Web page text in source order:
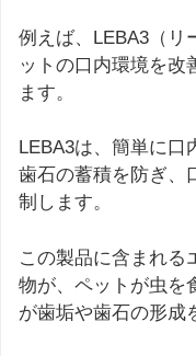
例えば、LEBA3（リ
ットの口内環境を改
ます。
LEBA3は、簡単に
歯石の蓄積を防ぎ、
制します。
この製品に含まれる
物が、ペットが虫を
が歯垢や歯石の形成